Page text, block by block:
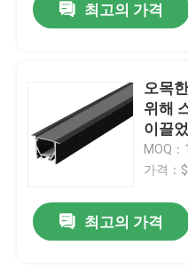
최고의 가격
오목
위해
이끌
MOQ：
가격：
최고의 가격